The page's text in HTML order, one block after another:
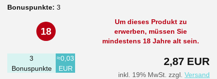
Bonuspunkte: 3
18
Um dieses Produkt zu
erwerben, müssen Sie
mindestens 18 Jahre alt sein.
2,87 EUR
inkl. 19% MwSt. zzgl. Versand
3
Bonuspunkte
≈0,03
EUR